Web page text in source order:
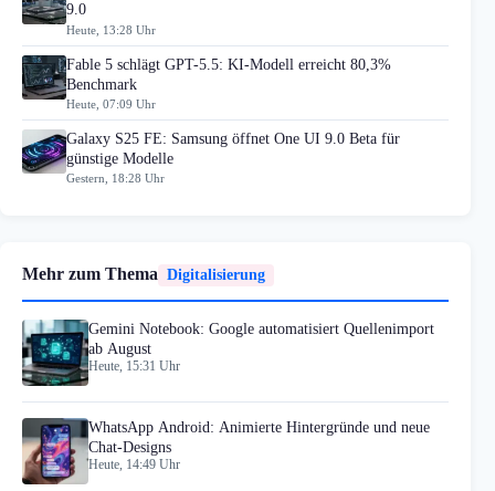
9.0
Heute, 13:28 Uhr
Fable 5 schlägt GPT-5.5: KI-Modell erreicht 80,3%
Benchmark
Heute, 07:09 Uhr
Galaxy S25 FE: Samsung öffnet One UI 9.0 Beta für
günstige Modelle
Gestern, 18:28 Uhr
Mehr zum Thema Digitalisierung
Gemini Notebook: Google automatisiert Quellenimport
ab August
Heute, 15:31 Uhr
WhatsApp Android: Animierte Hintergründe und neue
Chat-Designs
Heute, 14:49 Uhr